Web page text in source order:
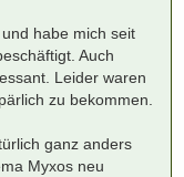
habe mich seit
Auch
Leider waren
zu bekommen.
ganz anders
Myxos neu